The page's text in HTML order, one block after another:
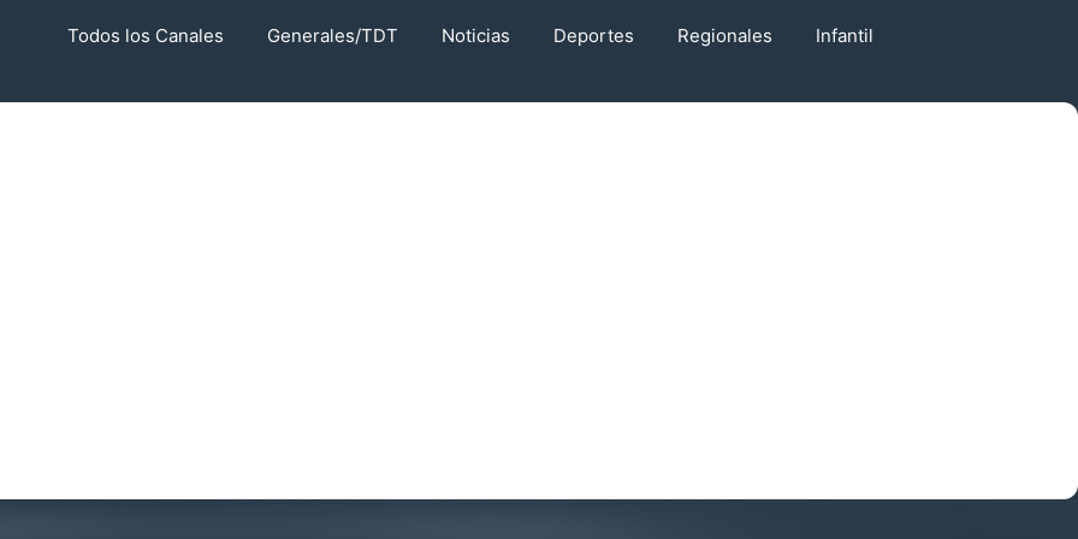
Todos los Canales Generales/TDT Noticias Deportes Regionales Infantil